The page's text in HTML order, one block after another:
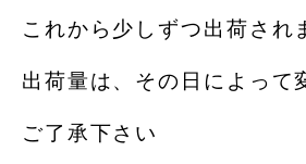
これから少しずつ出荷され
出荷量は、その日によって
ご了承下さい